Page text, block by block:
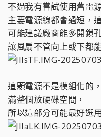
不過我有嘗試使用舊電
主要電源線都會過短，
可能建議廠商能多開鎖
讓風扇不管向上或下都
這顆電源不是模組化的
滿整個放硬碟空間，
所以這部分可能最好選